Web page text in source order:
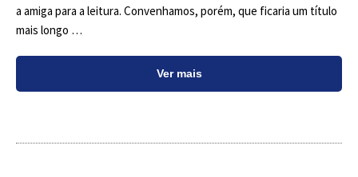
a amiga para a leitura. Convenhamos, porém, que ficaria um título
mais longo …
Ver mais